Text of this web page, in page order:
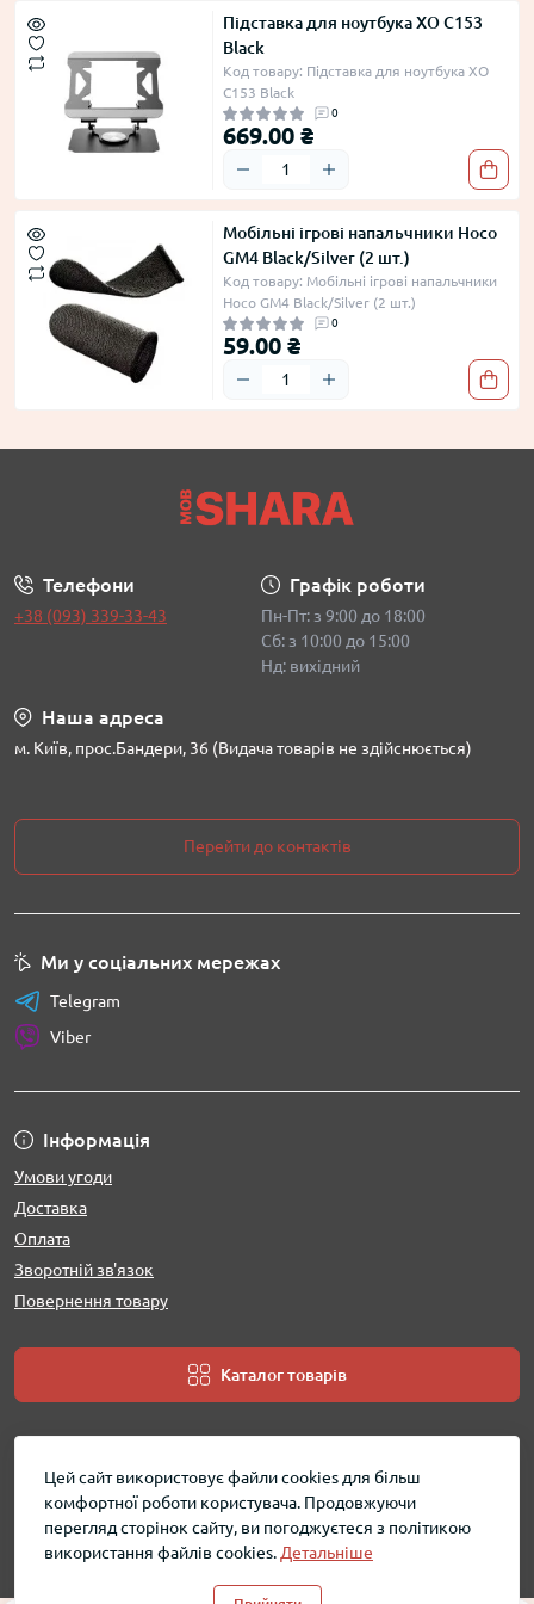
Підставка для ноутбука XO C153
Black
Код товару: Підставка для ноутбука XO
C153 Black
0
669.00 ₴
Мобільні ігрові напальчники Hoco
GM4 Black/Silver (2 шт.)
Код товару: Мобільні ігрові напальчники
Hoco GM4 Black/Silver (2 шт.)
0
59.00 ₴
Телефони
+38 (093) 339-33-43
Графік роботи
Пн-Пт: з 9:00 до 18:00
Сб: з 10:00 до 15:00
Нд: вихідний
Наша адреса
м. Київ, прос.Бандери, 36 (Видача товарів не здійснюється)
Перейти до контактів
Інформація
Умови угоди
Доставка
Оплата
Зворотній зв'язок
Повернення товару
Каталог товарів
Ми у соціальних мережах
Telegram
Viber
MobShara - інтернет магазин © 2026
Цей сайт використовує файли cookies для більш
комфортної роботи користувача. Продовжуючи
перегляд сторінок сайту, ви погоджуєтеся з політикою
використання файлів cookies. Детальніше